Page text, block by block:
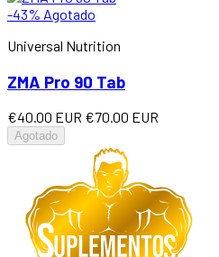
-43% Agotado
Universal Nutrition
ZMA Pro 90 Tab
€40.00 EUR €70.00 EUR
Agotado